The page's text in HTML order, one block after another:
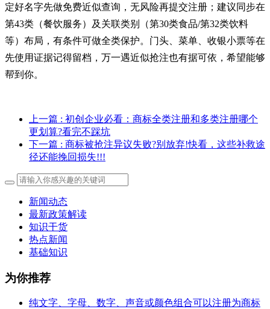
定好名字先做免费近似查询，无风险再提交注册；建议同步在
第43类（餐饮服务）及关联类别（第30类食品/第32类饮料
等）布局，有条件可做全类保护。门头、菜单、收银小票等在
先使用证据记得留档，万一遇近似抢注也有据可依，希望能够
帮到你。
上一篇 : 初创企业必看：商标全类注册和多类注册哪个
更划算?看完不踩坑
下一篇 : 商标被抢注异议失败?别放弃!快看，这些补救途
径还能挽回损失!!!
新闻动态
最新政策解读
知识干货
热点新闻
基础知识
为你推荐
纯文字、字母、数字、声音或颜色组合可以注册为商标